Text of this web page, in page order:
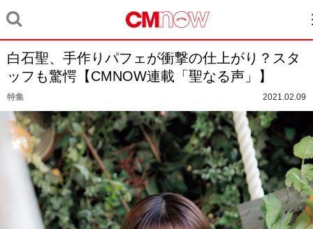
白石聖、手作りパフェが衝撃の仕上がり？スタ
ッフも驚愕【CMNOW連載「聖なる声」】
特集 2021.02.09